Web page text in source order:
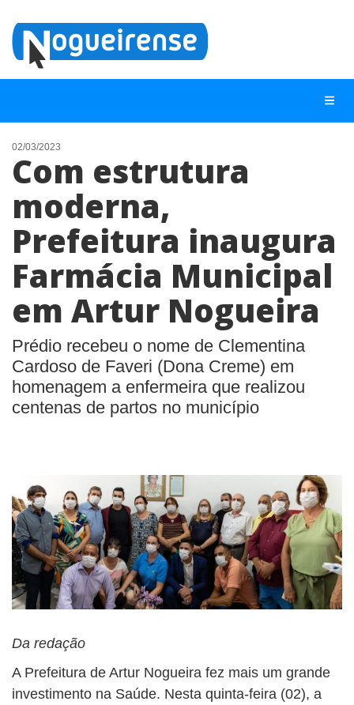
NOTÍCIAS
LISTA DIGITAL
TELEFONES ÚTEIS
CONTATO
ANUNCIE
02/03/2023
Com estrutura
moderna,
Prefeitura inaugura
Farmácia Municipal
em Artur Nogueira
Prédio recebeu o nome de Clementina
Cardoso de Faveri (Dona Creme) em
homenagem a enfermeira que realizou
centenas de partos no município
Da redação
A Prefeitura de Artur Nogueira fez mais um grande
investimento na Saúde. Nesta quinta-feira (02), a